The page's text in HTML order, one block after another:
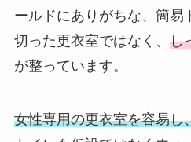
ールドにありがちな、簡易
切った更衣室ではなく、 し
が整っています。
女性専用の更衣室を容易し